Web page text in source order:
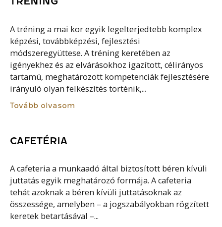
A tréning a mai kor egyik legelterjedtebb komplex
képzési, továbbképzési, fejlesztési
módszeregyüttese. A tréning keretében az
igényekhez és az elvárásokhoz igazított, célirányos
tartamú, meghatározott kompetenciák fejlesztésére
irányuló olyan felkészítés történik,...
Tovább olvasom
CAFETÉRIA
A cafeteria a munkaadó által biztosított béren kívüli
juttatás egyik meghatározó formája. A cafeteria
tehát azoknak a béren kívüli juttatásoknak az
összessége, amelyben – a jogszabályokban rögzített
keretek betartásával –...